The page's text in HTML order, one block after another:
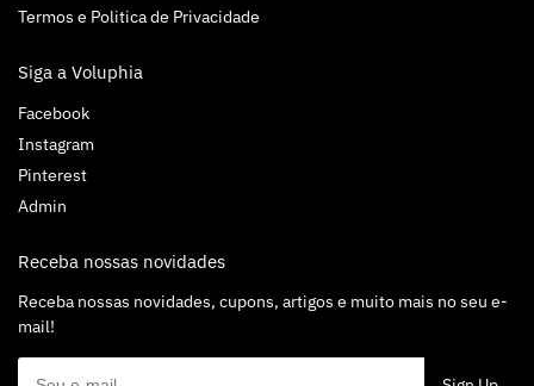
Termos e Politica de Privacidade
Siga a Voluphia
Facebook
Instagram
Pinterest
Admin
Receba nossas novidades
Receba nossas novidades, cupons, artigos e muito mais no seu e-
mail!